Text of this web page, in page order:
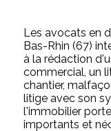
Les avocats en
Bas-Rhin (67)
à la rédaction
commercial, un
chantier,
litige avec son
l'immobilier
importants et